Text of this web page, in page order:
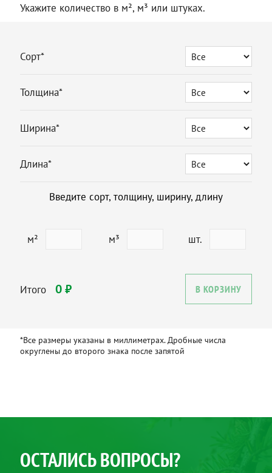
Укажите количество в м², м³ или штуках.
Сорт*
Толщина*
Ширина*
Длина*
Введите сорт, толщину, ширину, длину
м² м³ шт.
Итого 0 ₽ В КОРЗИНУ
*Все размеры указаны в миллиметрах. Дробные числа
округлены до второго знака после запятой
ОСТАЛИСЬ ВОПРОСЫ?